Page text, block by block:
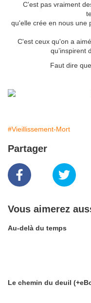
C'est pas vraiment
qu'elle crée en nous une
C'est ceux qu'on a
qu’inspirent
Faut dire
#Vieillissement-Mort
Partager
Vous aimerez
Au-delà du temps
Le chemin du deuil